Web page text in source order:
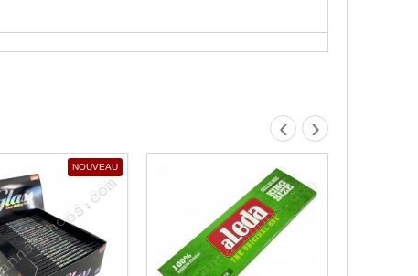
‹ ›
NOUVEAU